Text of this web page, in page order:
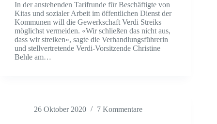
In der anstehenden Tarifrunde für Beschäftigte von
Kitas und sozialer Arbeit im öffentlichen Dienst der
Kommunen will die Gewerkschaft Verdi Streiks
möglichst vermeiden. «Wir schließen das nicht aus,
dass wir streiken», sagte die Verhandlungsführerin
und stellvertretende Verdi-Vorsitzende Christine
Behle am…
26 Oktober 2020 7 Kommentare